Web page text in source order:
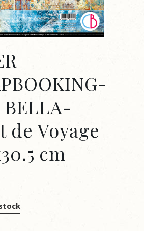
BELLA-
de Voyage
cm